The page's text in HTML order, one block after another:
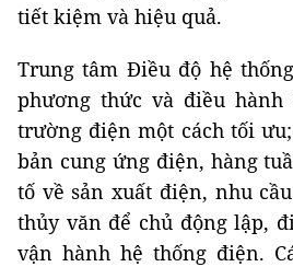
tiết kiệm và hiệu quả.
Trung tâm Điều độ hệ
phương thức và điều
trường điện một cách tối
bản cung ứng điện, hàng
tố về sản xuất điện, nhu
thủy văn để chủ động lập,
vận hành hệ thống điện.